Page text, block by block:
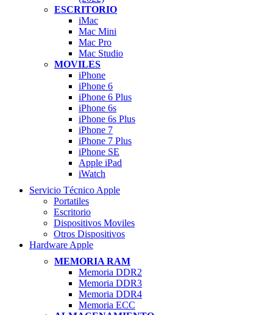
ESCRITORIO
iMac
Mac Mini
Mac Pro
Mac Studio
MOVILES
iPhone
iPhone 6
iPhone 6 Plus
iPhone 6s
iPhone 6s Plus
iPhone 7
iPhone 7 Plus
iPhone SE
Apple iPad
iWatch
Servicio Técnico Apple
Portatiles
Escritorio
Dispositivos Moviles
Otros Dispositivos
Hardware Apple
MEMORIA RAM
Memoria DDR2
Memoria DDR3
Memoria DDR4
Memoria ECC